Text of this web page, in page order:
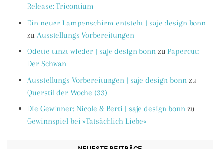
Release: Tricontium
Ein neuer Lampenschirm entsteht | saje design bonn
zu Ausstellungs Vorbereitungen
Odette tanzt wieder | saje design bonn zu Papercut:
Der Schwan
Ausstellungs Vorbereitungen | saje design bonn zu
Querstil der Woche (33)
Die Gewinner: Nicole & Berti | saje design bonn zu
Gewinnspiel bei »Tatsächlich Liebe«